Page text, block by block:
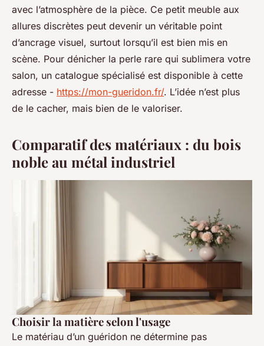
avec l’atmosphère de la pièce. Ce petit meuble aux
allures discrètes peut devenir un véritable point
d’ancrage visuel, surtout lorsqu’il est bien mis en
scène. Pour dénicher la perle rare qui sublimera votre
salon, un catalogue spécialisé est disponible à cette
adresse - https://mon-gueridon.fr/. L’idée n’est plus
de le cacher, mais bien de le valoriser.
Comparatif des matériaux : du bois
noble au métal industriel
Choisir la matière selon l'usage
Le matériau d’un guéridon ne détermine pas